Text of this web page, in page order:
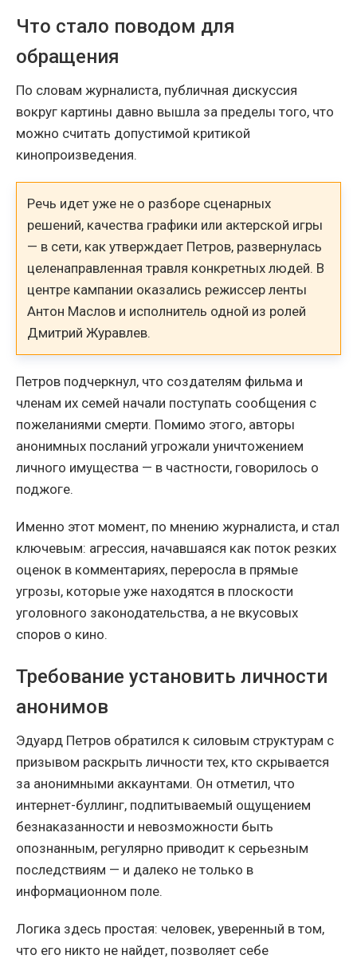
Что стало поводом для
обращения
По словам журналиста, публичная дискуссия
вокруг картины давно вышла за пределы того, что
можно считать допустимой критикой
кинопроизведения.
Речь идет уже не о разборе сценарных
решений, качества графики или актерской игры
— в сети, как утверждает Петров, развернулась
целенаправленная травля конкретных людей. В
центре кампании оказались режиссер ленты
Антон Маслов и исполнитель одной из ролей
Дмитрий Журавлев.
Петров подчеркнул, что создателям фильма и
членам их семей начали поступать сообщения с
пожеланиями смерти. Помимо этого, авторы
анонимных посланий угрожали уничтожением
личного имущества — в частности, говорилось о
поджоге.
Именно этот момент, по мнению журналиста, и стал
ключевым: агрессия, начавшаяся как поток резких
оценок в комментариях, переросла в прямые
угрозы, которые уже находятся в плоскости
уголовного законодательства, а не вкусовых
споров о кино.
Требование установить личности
анонимов
Эдуард Петров обратился к силовым структурам с
призывом раскрыть личности тех, кто скрывается
за анонимными аккаунтами. Он отметил, что
интернет-буллинг, подпитываемый ощущением
безнаказанности и невозможности быть
опознанным, регулярно приводит к серьезным
последствиям — и далеко не только в
информационном поле.
Логика здесь простая: человек, уверенный в том,
что его никто не найдет, позволяет себе